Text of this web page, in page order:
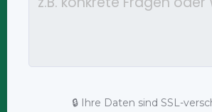
🔒 Ihre Daten sind SSL-